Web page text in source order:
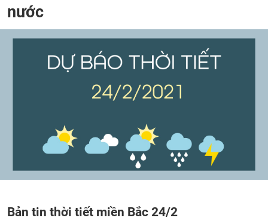
nước
Bản tin thời tiết miền Bắc 24/2